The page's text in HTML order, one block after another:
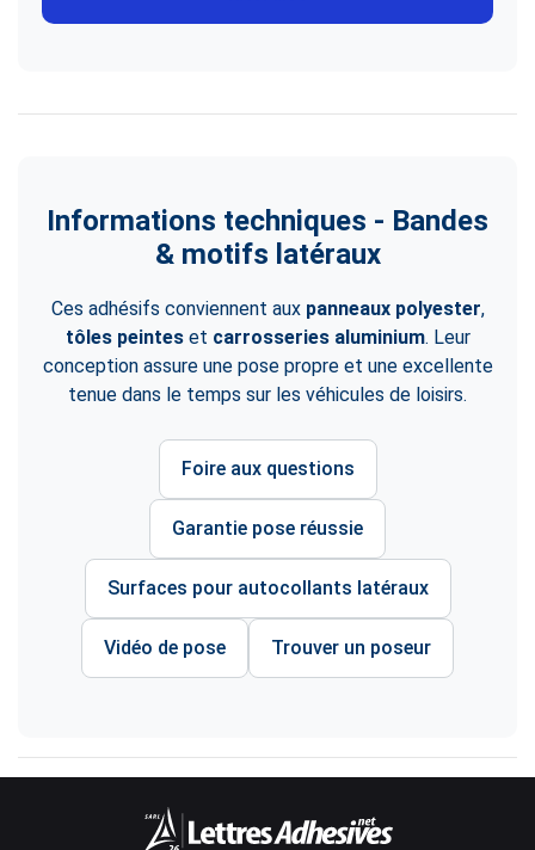
Informations techniques - Bandes
& motifs latéraux
Ces adhésifs conviennent aux panneaux polyester,
tôles peinteset carrosseries aluminium. Leur
conception assure une pose propre et une excellente
tenue dans le temps sur les véhicules de loisirs.
Foire aux questions
Garantie pose réussie
Surfaces pour autocollants latéraux
Vidéo de pose Trouver un poseur